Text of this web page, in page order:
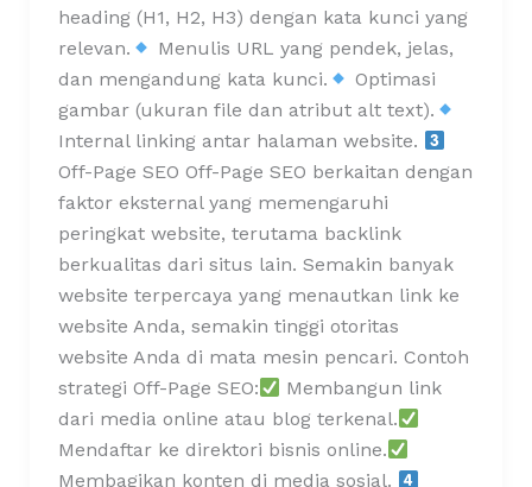
heading (H1, H2, H3) dengan kata kunci yang
relevan.
Menulis URL yang pendek, jelas,
dan mengandung kata kunci.
Optimasi
gambar (ukuran file dan atribut alt text).
Internal linking antar halaman website.
Off-Page SEO Off-Page SEO berkaitan dengan
faktor eksternal yang memengaruhi
peringkat website, terutama backlink
berkualitas dari situs lain. Semakin banyak
website terpercaya yang menautkan link ke
website Anda, semakin tinggi otoritas
website Anda di mata mesin pencari. Contoh
strategi Off-Page SEO:
Membangun link
dari media online atau blog terkenal.
Mendaftar ke direktori bisnis online.
Membagikan konten di media sosial.